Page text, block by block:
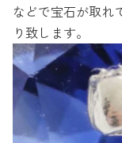
などで宝石が取れ
り致します。